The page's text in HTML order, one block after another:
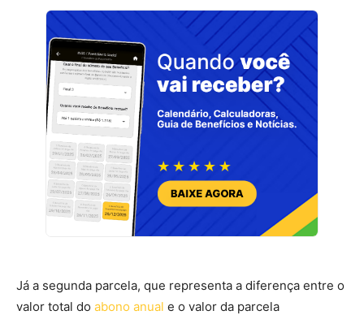
Já a segunda parcela, que representa a diferença entre o
valor total do abono anual e o valor da parcela